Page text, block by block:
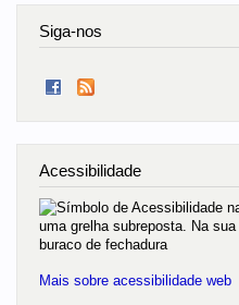
Siga-nos
Acessibilidade
Mais sobre acessibilidade web